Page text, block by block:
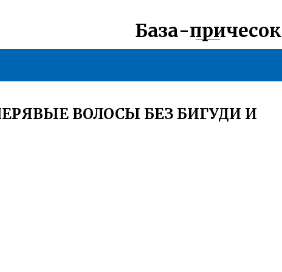
База-причесок
ВОЛОСЫ БЕЗ БИГУДИ И